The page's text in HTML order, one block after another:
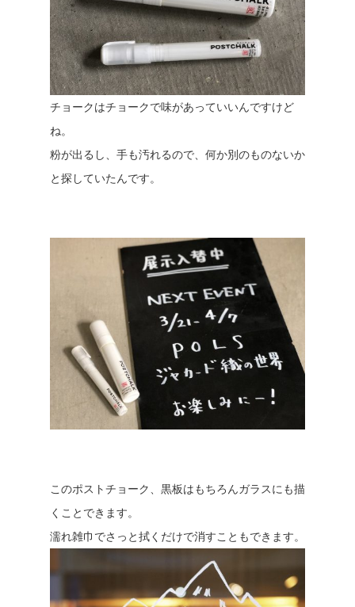
チョークはチョークで味があっていいんですけど
ね。
粉が出るし、手も汚れるので、何か別のものないか
と探していたんです。
このポストチョーク、黒板はもちろんガラスにも描
くことできます。
濡れ雑巾でさっと拭くだけで消すこともできます。